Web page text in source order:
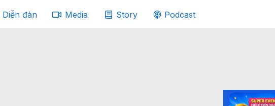
Diễn đàn Media Story Podcast